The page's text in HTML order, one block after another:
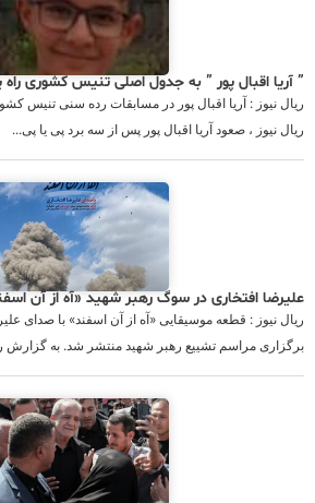
” آریا اقبال پور ” به جدول اصلی تنیس کشوری
ریال نیوز : آریا اقبال پور در مسابقات رده سنی
ریال نیوز ، صعود آریا اقبال پور پس از سه برد پی یا پی...
علیرضا افتخاری در سوگ رهبر شهید «آه از آن
ریال نیوز : قطعه موسیقایی «آه از آن اسفند» با صدای
برگزاری مراسم تشییع رهبر شهید منتشر شد. به گزارش